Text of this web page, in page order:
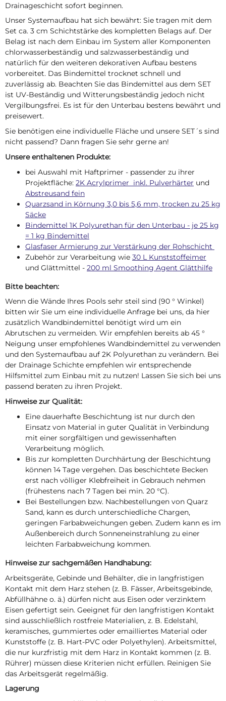
Drainageschicht sofort beginnen.
Unser Systemaufbau hat sich bewährt: Sie tragen mit dem
Set ca. 3 cm Schichtstärke des kompletten Belags auf. Der
Belag ist nach dem Einbau im System aller Komponenten
chlorwasserbeständig und salzwasserbeständig und
natürlich für den weiteren dekorativen Aufbau bestens
vorbereitet. Das Bindemittel trocknet schnell und
zuverlässig ab. Beachten Sie das Bindemittel aus dem SET
ist UV-Beständig und Witterungsbeständig jedoch nicht
Vergilbungsfrei. Es ist für den Unterbau bestens bewährt und
preisewert.
Sie benötigen eine individuelle Fläche und unsere SET´s sind
nicht passend? Dann fragen Sie sehr gerne an!
Unsere enthaltenen Produkte:
bei Auswahl mit Haftprimer - passender zu ihrer
Projektfläche: 2K Acrylprimer inkl. Pulverhärter und
Abstreusand fein
Quarzsand in Körnung 3,0 bis 5,6 mm, trocken zu 25 kg
Säcke
Bindemittel 1K Polyurethan für den Unterbau - je 25 kg
= 1 kg Bindemittel
Glasfaser Armierung zur Verstärkung der Rohschicht
Zubehör zur Verarbeitung wie 30 L Kunststoffeimer
und Glättmittel - 200 ml Smoothing Agent Glätthilfe
Bitte beachten:
Wenn die Wände Ihres Pools sehr steil sind (90 ° Winkel)
bitten wir Sie um eine individuelle Anfrage bei uns, da hier
zusätzlich Wandbindemittel benötigt wird um ein
Abrutschen zu vermeiden. Wir empfehlen bereits ab 45 °
Neigung unser empfohlenes Wandbindemittel zu verwenden
und den Systemaufbau auf 2K Polyurethan zu verändern. Bei
der Drainage Schichte empfehlen wir entsprechende
Hilfsmittel zum Einbau mit zu nutzen! Lassen Sie sich bei uns
passend beraten zu ihren Projekt.
Hinweise zur Qualität:
Eine dauerhafte Beschichtung ist nur durch den
Einsatz von Material in guter Qualität in Verbindung
mit einer sorgfältigen und gewissenhaften
Verarbeitung möglich.
Bis zur kompletten Durchhärtung der Beschichtung
können 14 Tage vergehen. Das beschichtete Becken
erst nach völliger Klebfreiheit in Gebrauch nehmen
(frühestens nach 7 Tagen bei min. 20 °C).
Bei Bestellungen bzw. Nachbestellungen von Quarz
Sand, kann es durch unterschiedliche Chargen,
geringen Farbabweichungen geben. Zudem kann es im
Außenbereich durch Sonneneinstrahlung zu einer
leichten Farbabweichung kommen.
Hinweise zur sachgemäßen Handhabung:
Arbeitsgeräte, Gebinde und Behälter, die in langfristigen
Kontakt mit dem Harz stehen (z. B. Fässer, Arbeitsgebinde,
Abfüllhähne o. ä.) dürfen nicht aus Eisen oder verzinktem
Eisen gefertigt sein. Geeignet für den langfristigen Kontakt
sind ausschließlich rostfreie Materialien, z. B. Edelstahl,
keramisches, gummiertes oder emailliertes Material oder
Kunststoffe (z. B. Hart-PVC oder Polyethylen). Arbeitsmittel,
die nur kurzfristig mit dem Harz in Kontakt kommen (z. B.
Rührer) müssen diese Kriterien nicht erfüllen. Reinigen Sie
das Arbeitsgerät regelmäßig.
Lagerung